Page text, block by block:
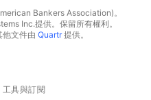
Bankers Association)。
Inc.提供。保留所有權利。
他文件由 Quartr提供。
工具與訂閱